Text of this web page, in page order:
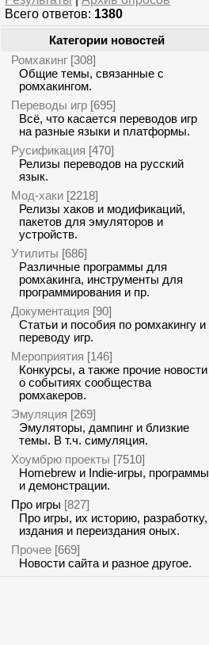
Всего ответов: 1380
Категории новостей
Ромхакинг [308]
Общие темы, связанные с
ромхакингом.
Переводы игр [695]
Всё, что касается переводов игр
на разные языки и платформы.
Русификация [470]
Релизы переводов на русский
язык.
Мод-хаки [2218]
Релизы хаков и модификаций,
пакетов для эмуляторов и
устройств.
Утилиты [686]
Различные программы для
ромхакинга, инструменты для
программирования и пр.
Документация [90]
Статьи и пособия по ромхакингу и
переводу игр.
Мероприятия [146]
Конкурсы, а также прочие новости
о событиях сообщества
ромхакеров.
Эмуляция [269]
Эмуляторы, дампинг и близкие
темы. В т.ч. симуляция.
Хоумбрю проекты [7510]
Homebrew и Indie-игры, программы
и демонстрации.
Про игры [827]
Про игры, их историю, разработку,
издания и переиздания оных.
Прочее [669]
Новости сайта и разное другое.